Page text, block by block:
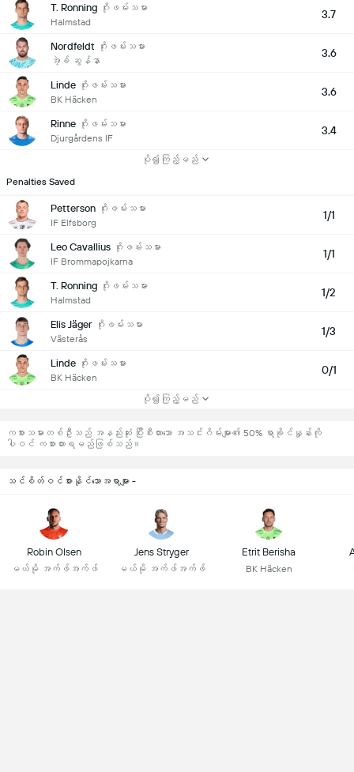
T. Ronning ဂိုးဖမ်းသမား
Halmstad
3.7
Nordfeldt
ဂိုးဖမ်းသမား
အဲ့ခ် ဆွန်နာ
3.6
Linde ဂိုးဖမ်းသမား
BK Häcken
3.6
Rinne ဂိုးဖမ်းသမား
Djurgårdens IF
3.4
ပို၍ကြည့်မည်
Penalties Saved
Petterson ဂိုးဖမ်းသမား
IF Elfsborg
1/1
Leo Cavallius ဂိုးဖမ်းသမား
IF Brommapojkarna
1/1
T. Ronning ဂိုးဖမ်းသမား
Halmstad
1/2
Elis Jäger ဂိုးဖမ်းသမား
Västerås
1/3
Linde ဂိုးဖမ်းသမား
BK Häcken
0/1
ပို၍ကြည့်မည်
ကစားသမားတစ်ဦးသည် အနည်းဆုံး ပြီးစီးထားသော အသင်းဂိမ်းများ၏ 50% ရာခိုင်နှုန်းကို
ပါဝင် ကစားထားရမည်ဖြစ်သည်။
သင်စိတ်ဝင်စားနိုင်သောအရာများ -
Robin Olsen
မယ်မို အက်ဖ်အက်ဖ်
Jens Stryger
မယ်မို အက်ဖ်အက်ဖ်
Etrit Berisha
BK Häcken